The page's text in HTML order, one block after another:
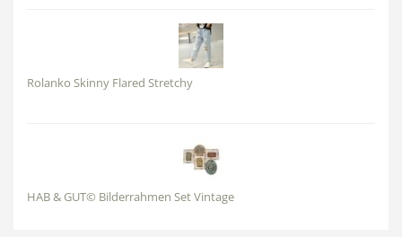
Rolanko Skinny Flared Stretchy
HAB & GUT© Bilderrahmen Set Vintage